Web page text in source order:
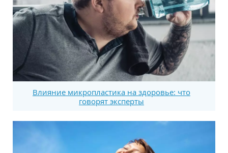
Влияние микропластика на здоровье: что
говорят эксперты